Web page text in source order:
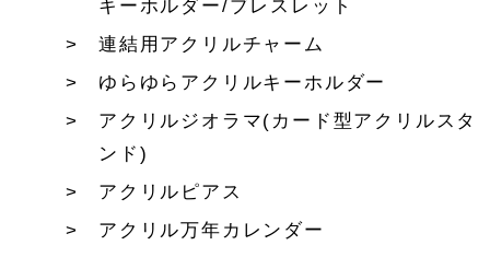
キーホルダー/ブレスレット
連結用アクリルチャーム
ゆらゆらアクリルキーホルダー
アクリルジオラマ(カード型アクリルスタ
ンド)
アクリルピアス
アクリル万年カレンダー